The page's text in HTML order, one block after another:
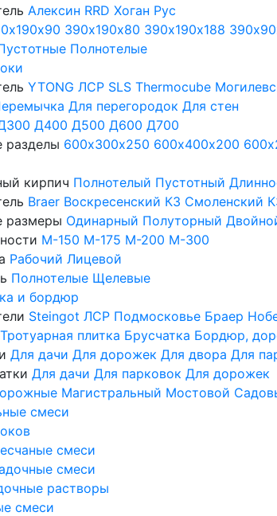
Алексин RRD Хоган Рус
390х190х80 390х190х188
Полнотелые
YTONG ЛСР SLS Thermocube
Для перегородок Для стен
Д400 Д500 Д600 Д700
разделы 600х300х250 600х400х200
кирпич Полнотелый Пустотный
Braer Воскресенский КЗ Смоленский
размеры Одинарный Полуторный
М-150 М-175 М-200 М-300
Рабочий Лицевой
Полнотелые Щелевые
и бордюр
Steingot ЛСР Подмосковье Браер
Тротуарная плитка Брусчатка Бордюр,
Для дачи Для дорожек Для двора Для
Для дачи Для парковок Для дорожек
Магистральный Мостовой
смеси
смеси
смеси
растворы
смеси